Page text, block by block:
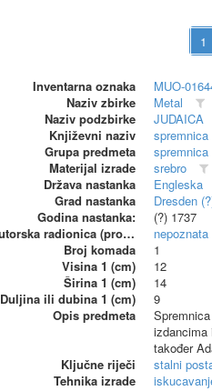
Inventarna oznaka
MUO-
Naziv zbirke
Metal
Naziv podzbirke
JUDAICA
Književni naziv
Grupa predmeta
Materijal izrade
srebro
Država nastanka
Engleska
Grad nastanka
Dresden
Godina nastanka:
(?) 1737
Autorska radionica (proizvođač)
nepoznata
Broj komada
1
Visina 1 (cm)
12
Širina 1 (cm)
14
Duljina ili dubina 1 (cm)
9
Opis predmeta
izdancima
također
Ključne riječi
stalni
Tehnika izrade